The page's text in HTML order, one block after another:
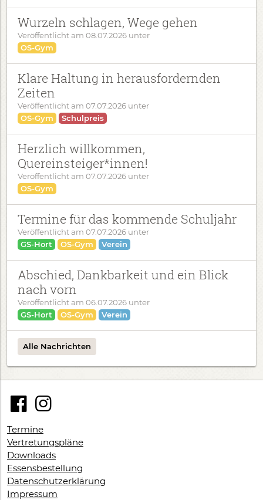
Wurzeln schlagen, Wege gehen
Veröffentlicht am 08.07.2026 unter
OS-Gym
Klare Haltung in herausfordernden
Zeiten
Veröffentlicht am 07.07.2026 unter
OS-Gym
Schulpreis
Herzlich willkommen,
Quereinsteiger*innen!
Veröffentlicht am 07.07.2026 unter
OS-Gym
Termine für das kommende Schuljahr
Veröffentlicht am 07.07.2026 unter
GS-Hort
OS-Gym Verein
Abschied, Dankbarkeit und ein Blick
nach vorn
Veröffentlicht am 06.07.2026 unter
GS-Hort
OS-Gym Verein
Alle Nachrichten
Termine
Vertretungspläne
Downloads
Essensbestellung
Datenschutzerklärung
Impressum